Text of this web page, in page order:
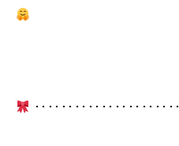
･･････････････････････